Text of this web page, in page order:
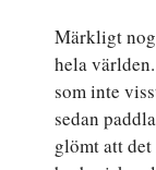
Märkligt
hela
som inte
sedan
glömt att